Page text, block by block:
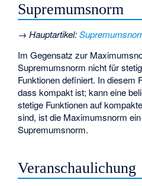
Supremumsnorm
→Hauptartikel:
Im Gegensatz zur
Supremumsnorm nicht für
Funktionendefiniert. In diesem
dasskompakt ist;kann eine
stetige Funktionen auf
sind, ist die Maximumsnorm
Supremumsnorm.
Veranschaulichung